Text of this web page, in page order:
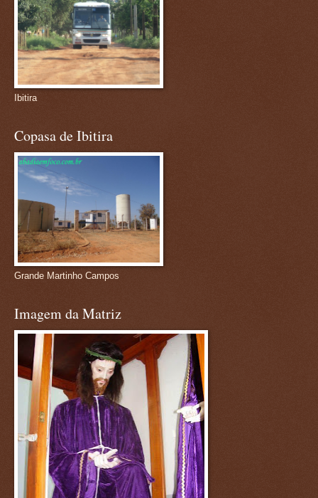
Ibitira
Copasa de Ibitira
Grande Martinho Campos
Imagem da Matriz